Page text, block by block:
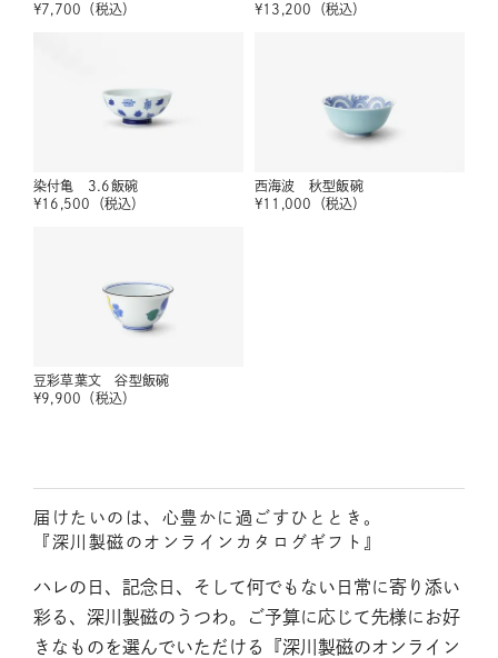
¥7,700 （税込）
¥13,200 （税込）
染付亀 3.6飯碗
¥16,500 （税込）
西海波 秋型飯碗
¥11,000 （税込）
豆彩草葉文 谷型飯碗
¥9,900 （税込）
届けたいのは、心豊かに過ごすひととき。
『深川製磁のオンラインカタログギフト』
ハレの日、記念日、そして何でもない日常に寄り添い
彩る、深川製磁のうつわ。ご予算に応じて先様にお好
きなものを選んでいただける『深川製磁のオンライン